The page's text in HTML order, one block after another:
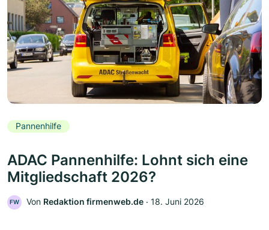
Pannenhilfe
ADAC Pannenhilfe: Lohnt sich eine
Mitgliedschaft 2026?
FW Von Redaktion firmenweb.de ‧ 18. Juni 2026